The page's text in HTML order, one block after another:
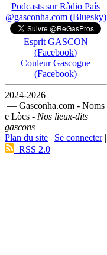
Podcasts sur Ràdio País
@gasconha.com (Bluesky)
Esprit GASCON
(Facebook)
Couleur Gascogne
(Facebook)
2024-2026
— Gasconha.com - Noms
e Lòcs - Nos lieux-dits
gascons
Plan du site | Se connecter|
RSS 2.0